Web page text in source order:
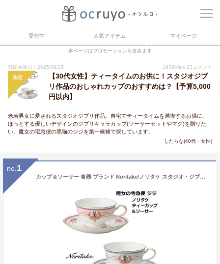
受付中 人気アイテム マイページ
本ページはプロモーションを含みます
最終更新日：2025/09/26 1938View 23 コメント
決定
【30代女性】ティータイムのお供に！スタジオジブ
リ作品のおしゃれカップのおすすめは？【予算5,000
円以内】
老若男女に愛されるスタジオジブリ作品。自宅でティータイムを満喫するお供に、
ほっとする優しいデザインのジブリキャラカップ(ソーサーセットやマグ)を贈りた
い。魔女の宅急便の黒猫のジジを第一候補で探しています。
したらな(40代・女性)
no. 1
カップ＆ソーサー 食器 ブランド Noritake/ノリタケ スタジオ・ジブリ ジジ 『魔女の宅急便 ティー・コーヒー碗皿』 ティーカップ、コーヒーカップ兼用 結婚祝いなどプレゼント(ギフト)にも最適